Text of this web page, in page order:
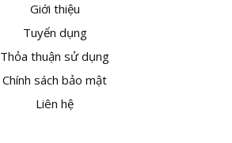
Giới thiệu
Tuyển dụng
Thỏa thuận sử dụng
Chính sách bảo mật
Liên hệ